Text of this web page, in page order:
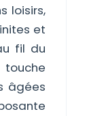
loisirs,
et
fil du
âgées